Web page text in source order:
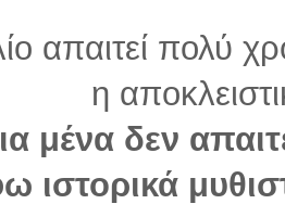
απαιτεί πολύ
η
μένα δεν
ιστορικά